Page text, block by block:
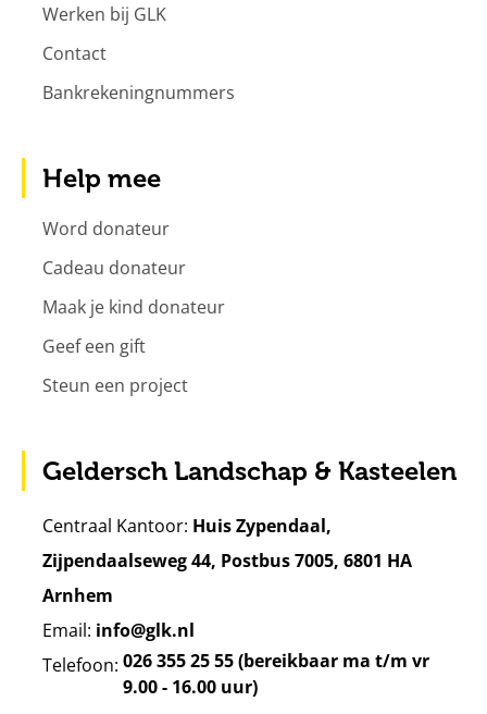
Werken bij GLK
Contact
Bankrekeningnummers
Help mee
Word donateur
Cadeau donateur
Maak je kind donateur
Geef een gift
Steun een project
Geldersch Landschap & Kasteelen
Centraal Kantoor: Huis Zypendaal,
Zijpendaalseweg 44, Postbus 7005, 6801 HA
Arnhem
Email: info@glk.nl
Telefoon: 026 355 25 55 (bereikbaar ma t/m vr
9.00 - 16.00 uur)